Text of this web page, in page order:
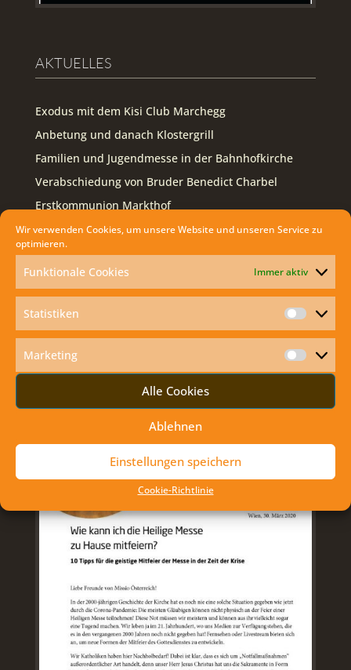
Wir verwenden Cookies, um unsere Website und unseren Service zu
optimieren.
Funktionale Cookies Immer aktiv
Statistiken
Marketing
Alle Cookies
Ablehnen
Einstellungen speichern
Cookie-Richtlinie
AKTUELLES
Exodus mit dem Kisi Club Marchegg
Anbetung und danach Klostergrill
Familien und Jugendmesse in der Bahnhofkirche
Verabschiedung von Bruder Benedict Charbel
Erstkommunion Markthof
FOLLOW US ON FACEBOOK
Facebook
HAUSE MITFEIERN?